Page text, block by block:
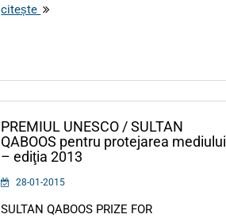
citește
PREMIUL UNESCO / SULTAN
QABOOS pentru protejarea mediului
– ediţia 2013
28-01-2015
SULTAN QABOOS PRIZE FOR